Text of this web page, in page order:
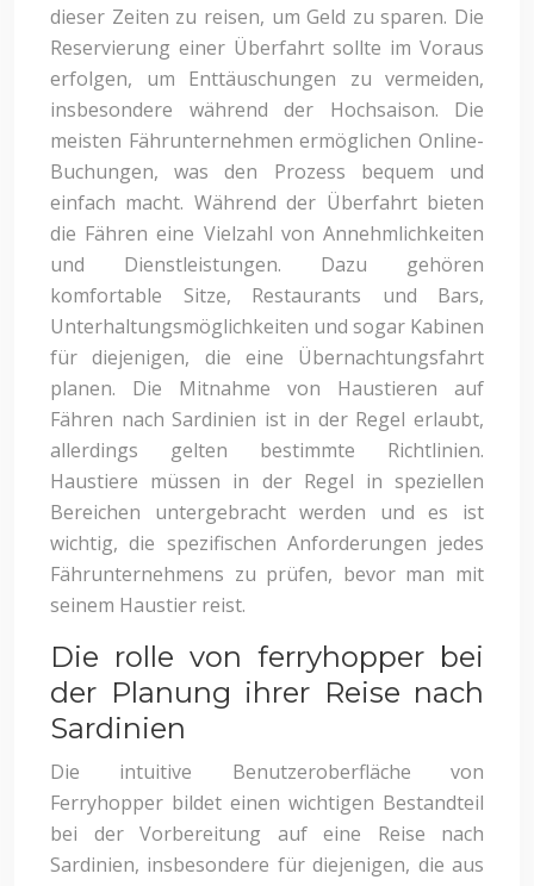
dieser Zeiten zu reisen, um Geld zu sparen. Die
Reservierung einer Überfahrt sollte im Voraus
erfolgen, um Enttäuschungen zu vermeiden,
insbesondere während der Hochsaison. Die
meisten Fährunternehmen ermöglichen Online-
Buchungen, was den Prozess bequem und
einfach macht. Während der Überfahrt bieten
die Fähren eine Vielzahl von Annehmlichkeiten
und Dienstleistungen. Dazu gehören
komfortable Sitze, Restaurants und Bars,
Unterhaltungsmöglichkeiten und sogar Kabinen
für diejenigen, die eine Übernachtungsfahrt
planen. Die Mitnahme von Haustieren auf
Fähren nach Sardinien ist in der Regel erlaubt,
allerdings gelten bestimmte Richtlinien.
Haustiere müssen in der Regel in speziellen
Bereichen untergebracht werden und es ist
wichtig, die spezifischen Anforderungen jedes
Fährunternehmens zu prüfen, bevor man mit
seinem Haustier reist.
Die rolle von ferryhopper bei
der Planung ihrer Reise nach
Sardinien
Die intuitive Benutzeroberfläche von
Ferryhopper bildet einen wichtigen Bestandteil
bei der Vorbereitung auf eine Reise nach
Sardinien, insbesondere für diejenigen, die aus